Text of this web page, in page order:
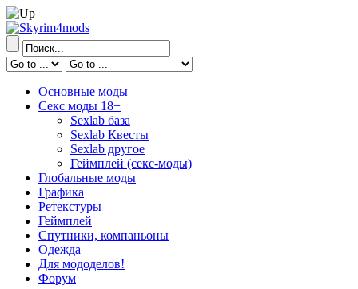
Основные моды
Секс моды 18+
Sexlab база
Sexlab Квесты
Sexlab другое
Геймплей (секс-моды)
Глобальные моды
Графика
Ретекстуры
Геймплей
Спутники, компаньоны
Одежда
Для мододелов!
Форум